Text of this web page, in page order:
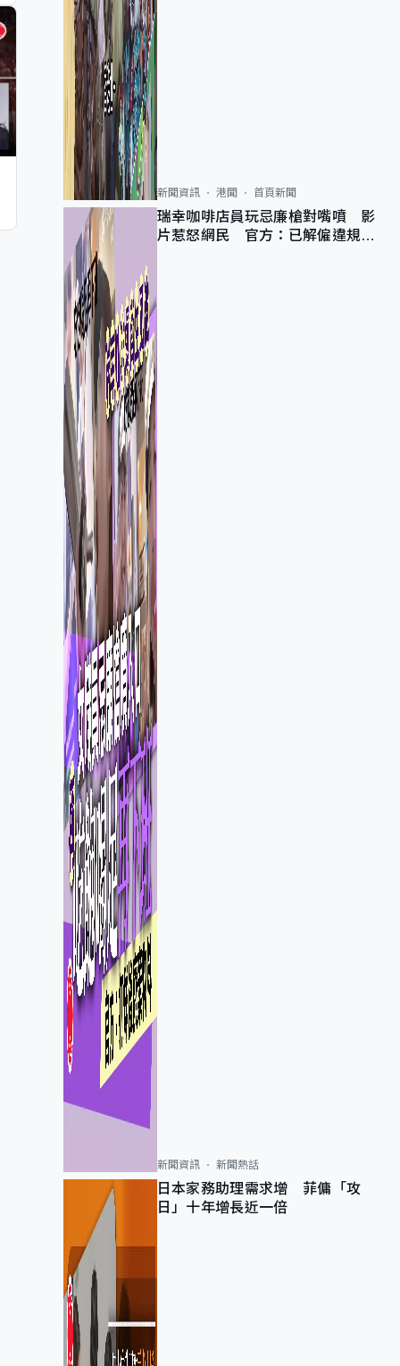
新聞資訊 港聞 首頁新聞
瑞幸咖啡店員玩忌廉槍對嘴噴 影
片惹怒網民 官方：已解僱違規員
新聞資訊 新聞熱話
日本家務助理需求增 菲傭「攻
日」十年增長近一倍